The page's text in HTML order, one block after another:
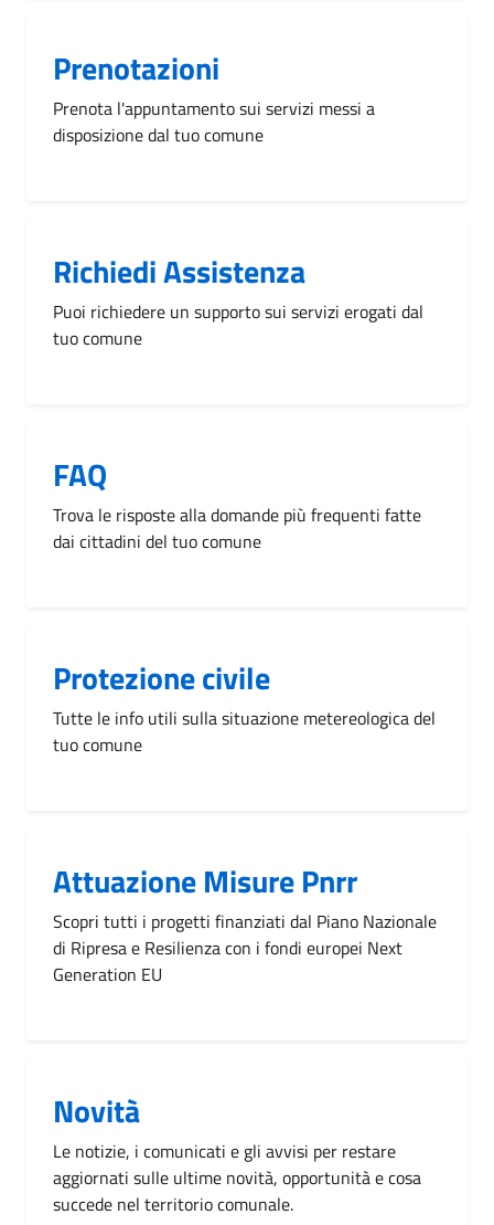
Prenotazioni
Prenota l'appuntamento sui servizi messi a
disposizione dal tuo comune
Richiedi Assistenza
Puoi richiedere un supporto sui servizi erogati dal
tuo comune
FAQ
Trova le risposte alla domande più frequenti fatte
dai cittadini del tuo comune
Protezione civile
Tutte le info utili sulla situazione metereologica del
tuo comune
Attuazione Misure Pnrr
Scopri tutti i progetti finanziati dal Piano Nazionale
di Ripresa e Resilienza con i fondi europei Next
Generation EU
Novità
Le notizie, i comunicati e gli avvisi per restare
aggiornati sulle ultime novità, opportunità e cosa
succede nel territorio comunale.